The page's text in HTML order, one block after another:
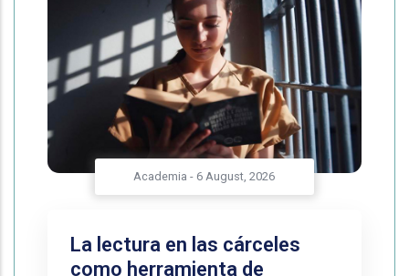
Academia - 6 August, 2026
La lectura en las cárceles
como herramienta de